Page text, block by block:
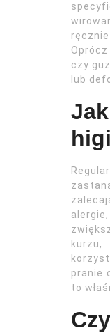
czy
lub
kurzu,
pranie
to